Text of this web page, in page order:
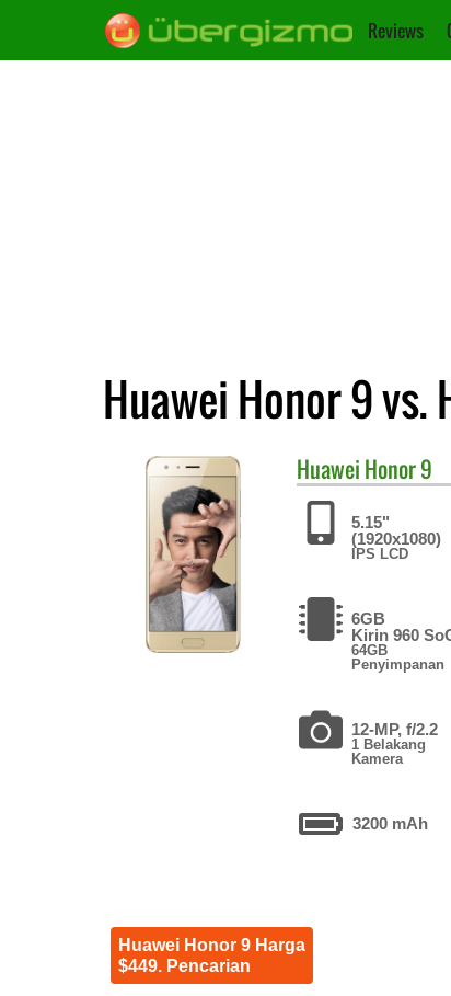
Reviews
Huawei Honor 9 vs.
Huawei Honor 9
5.15"
(1920x1080)
IPS LCD
6GB
Kirin 960
64GB
Penyimpanan
12-MP, f/2.2
1 Belakang
Kamera
3200 mAh
Huawei Honor 9 Harga
$449. Pencarian